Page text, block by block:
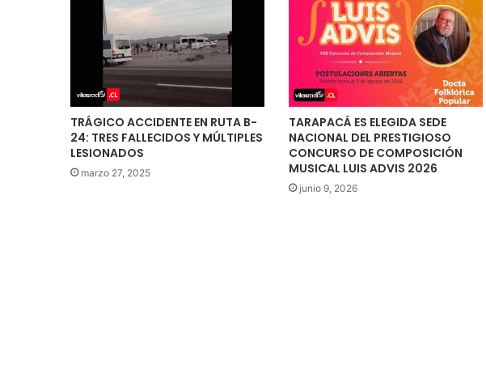
TRÁGICO ACCIDENTE EN RUTA B-
24: TRES FALLECIDOS Y MÚLTIPLES
LESIONADOS
marzo 27, 2025
TARAPACÁ ES ELEGIDA SEDE
NACIONAL DEL PRESTIGIOSO
CONCURSO DE COMPOSICIÓN
MUSICAL LUIS ADVIS 2026
junio 9, 2026